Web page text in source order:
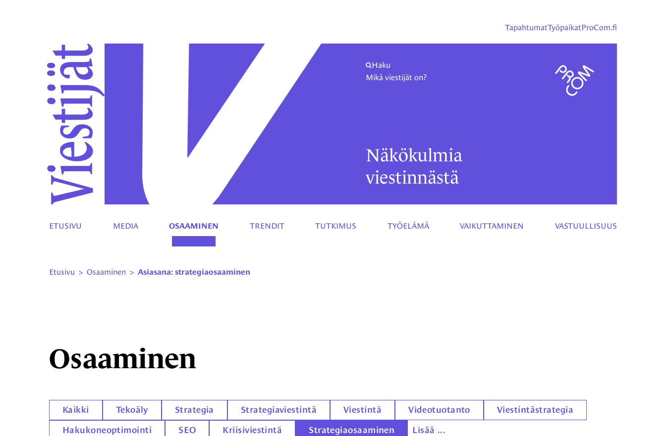
TapahtumatTyöpaikatProCom.fi
Näkökulmia
viestinnästä
Haku
Mikä viestijät on?
ETUSIVU MEDIA OSAAMINEN TRENDIT TUTKIMUS TYÖELÄMÄ VAIKUTTAMINEN VASTUULLISUUS
Etusivu > Osaaminen > Asiasana: strategiaosaaminen
Osaaminen
Kaikki Tekoäly Strategia Strategiaviestintä Viestintä Videotuotanto Viestintästrategia
Hakukoneoptimointi SEO Kriisiviestintä Strategiaosaaminen Lisää ...